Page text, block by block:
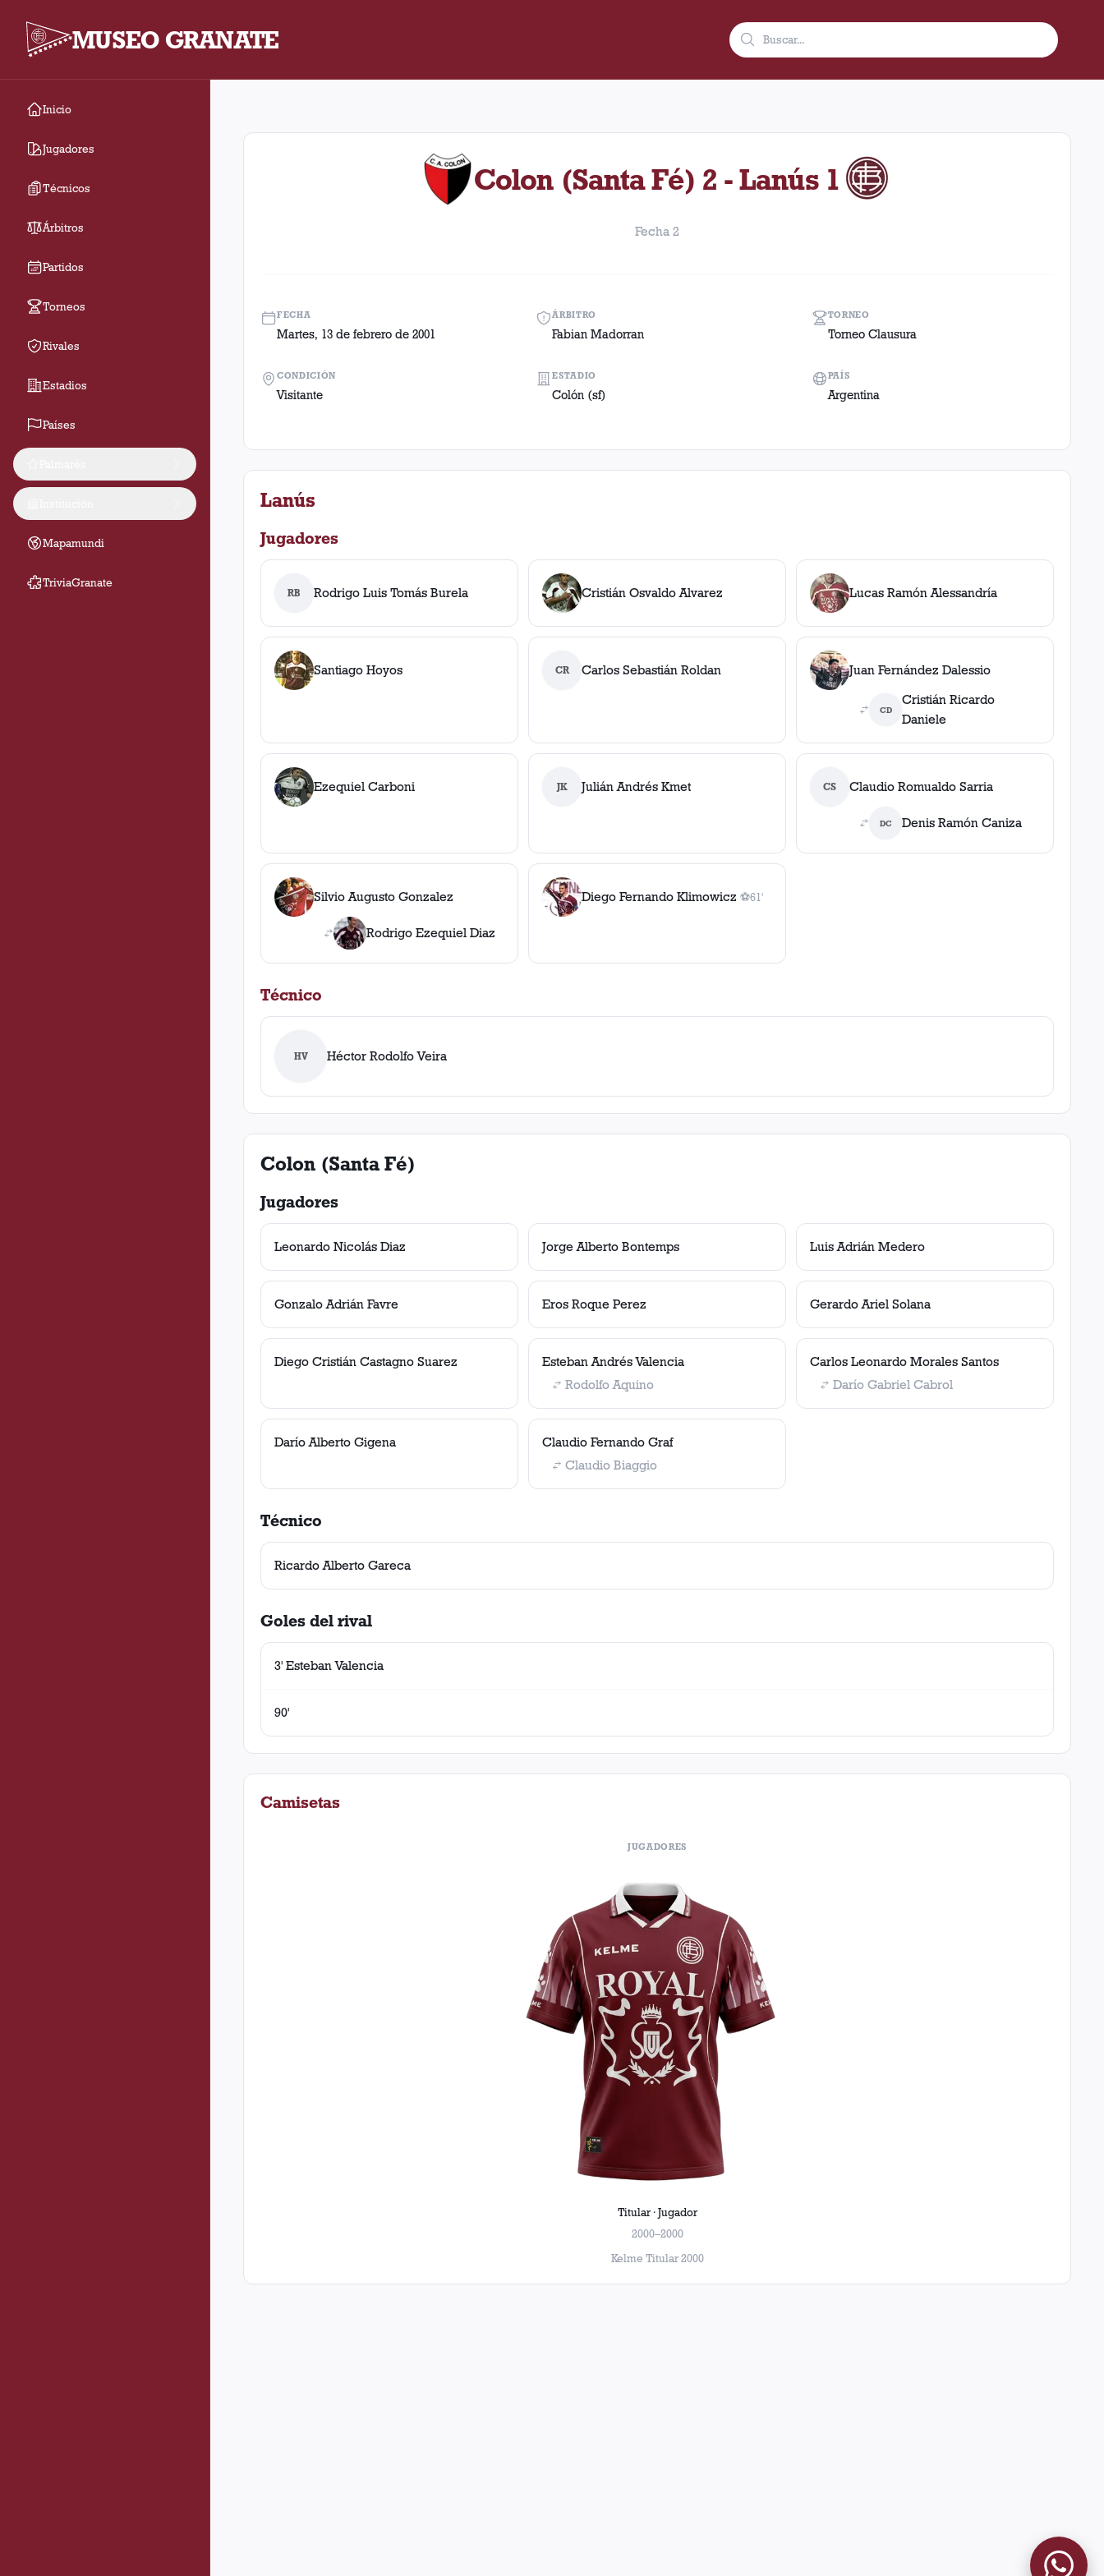
MUSEO GRANATE
Inicio
Jugadores
Técnicos
Árbitros
Partidos
Torneos
Rivales
Estadios
Países
Mapamundi
TriviaGranate
Fecha 2. Partido entre Lanús y Colon (Santa Fé) disputado el Martes, 13 de febrero de 2001 como visitante en el estadio Colón (sf) (Argentina). El
Colon (Santa Fé) 2 - Lanús 1
Fecha 2
FECHA
Martes, 13 de febrero de 2001
ÁRBITRO
Fabian Madorran
TORNEO
Torneo Clausura
CONDICIÓN
Visitante
ESTADIO
Colón (sf)
PAÍS
Argentina
Lanús
Jugadores
RB Rodrigo Luis Tomás Burela Cristián Osvaldo Alvarez Lucas Ramón Alessandría
Santiago Hoyos CR Carlos Sebastián Roldan Juan Fernández Dalessio
CD
Cristián Ricardo
Daniele
Ezequiel Carboni JK Julián Andrés Kmet CS Claudio Romualdo Sarria
DC Denis Ramón Caniza
Silvio Augusto Gonzalez
Rodrigo Ezequiel Diaz
Diego Fernando Klimowicz ⚽
1gol
61'
Técnico
HV Héctor Rodolfo Veira
Colon (Santa Fé)
Jugadores
Leonardo Nicolás Diaz Jorge Alberto Bontemps Luis Adrián Medero
Gonzalo Adrián Favre Eros Roque Perez Gerardo Ariel Solana
Diego Cristián Castagno Suarez
Esteban Andrés Valencia
Rodolfo Aquino
Carlos Leonardo Morales Santos
Darío Gabriel Cabrol
Darío Alberto Gigena
Claudio Fernando Graf
Claudio Biaggio
Técnico
Ricardo Alberto Gareca
Goles del rival
3' Esteban Valencia
90'
Camisetas
JUGADORES
Titular · Jugador
2000–2000
Kelme Titular 2000